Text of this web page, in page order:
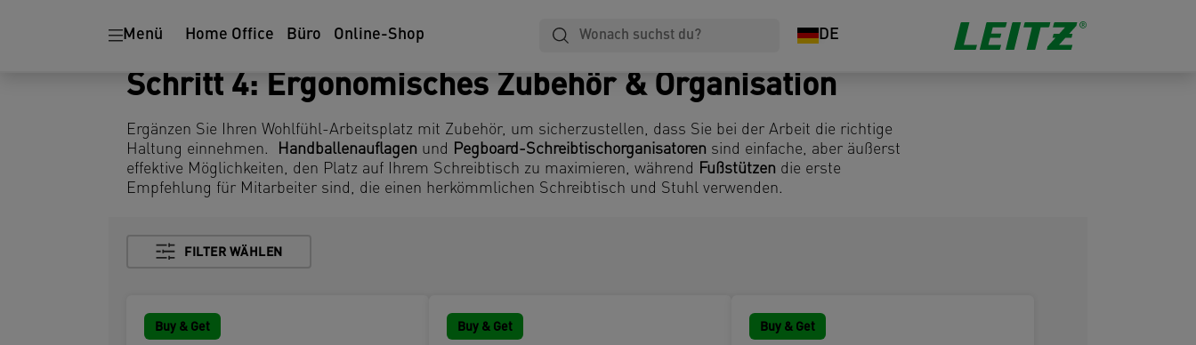
Menü Home Office Büro Online-Shop DE
Schritt 4: Ergonomisches Zubehör & Organisation
Ergänzen Sie Ihren Wohlfühl-Arbeitsplatz mit Zubehör, um sicherzustellen, dass Sie bei der Arbeit die richtige
Haltung einnehmen.
Handballenauflagen und Pegboard-Schreibtischorganisatoren sind einfache, aber äußerst
effektive Möglichkeiten, den Platz auf Ihrem Schreibtisch zu maximieren, während Fußstützen die erste
Empfehlung für Mitarbeiter sind, die einen herkömmlichen Schreibtisch und Stuhl verwenden.
FILTER WÄHLEN
Buy & Get Buy & Get Buy & Get